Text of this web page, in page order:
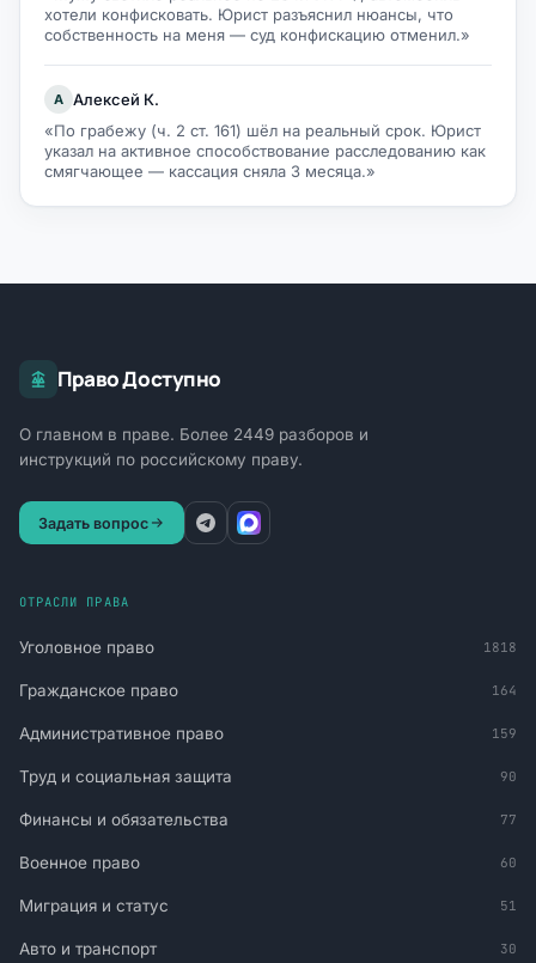
хотели конфисковать. Юрист разъяснил нюансы, что
собственность на меня — суд конфискацию отменил.»
А Алексей К.
«По грабежу (ч. 2 ст. 161) шёл на реальный срок. Юрист
указал на активное способствование расследованию как
смягчающее — кассация сняла 3 месяца.»
Право Доступно
О главном в праве. Более 2449 разборов и
инструкций по российскому праву.
Задать вопрос
ОТРАСЛИ ПРАВА
Уголовное право 1818
Гражданское право 164
Административное право 159
Труд и социальная защита 90
Финансы и обязательства 77
Военное право 60
Миграция и статус 51
Авто и транспорт 30